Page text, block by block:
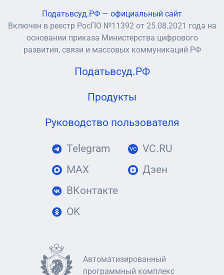
Податьвсуд.РФ — официальный сайт
Включен в реестр РосПО №11392 от 25.08.2021 года на
основании приказа Министерства цифрового
развития, связи и массовых коммуникаций РФ
Податьвсуд.РФ
Продукты
Руководство пользователя
Telegram
MAX
ВКонтакте
OK
VC.RU
Дзен
Автоматизированный
программный комплекс